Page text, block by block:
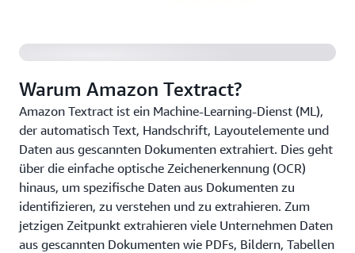
Warum Amazon Textract?
Amazon Textract ist ein Machine-Learning-Dienst (ML),
der automatisch Text, Handschrift, Layoutelemente und
Daten aus gescannten Dokumenten extrahiert. Dies geht
über die einfache optische Zeichenerkennung (OCR)
hinaus, um spezifische Daten aus Dokumenten zu
identifizieren, zu verstehen und zu extrahieren. Zum
jetzigen Zeitpunkt extrahieren viele Unternehmen Daten
aus gescannten Dokumenten wie PDFs, Bildern, Tabellen